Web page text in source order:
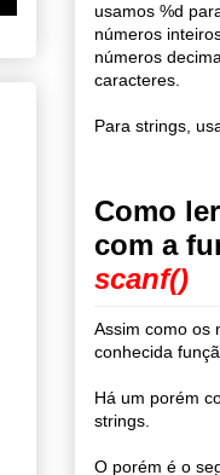
usamos %d
números
números
caracteres.
Para strings,
Como
com a
scanf()
Assim como os
conhecida
Há um porém
strings.
O porém é o